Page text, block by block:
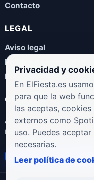
Contacto
LEGAL
Aviso legal
Política de privacidad
Política de cookies
COLABORA
¿Eres artista, manager,
novedades, galas,
Privacidad y
En ElFiesta.es
para que la web
las aceptas,
externos como
uso. Puedes
necesarias.
Leer política de